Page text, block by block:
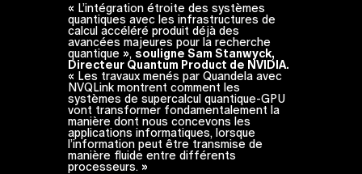
« L’intégration étroite des systèmes
quantiques avec les infrastructures de
calcul accéléré produit déjà des
avancées majeures pour la recherche
quantique », souligne Sam Stanwyck,
Directeur Quantum Product de NVIDIA.
« Les travaux menés par Quandela avec
NVQLink montrent comment les
systèmes de supercalcul quantique-GPU
vont transformer fondamentalement la
manière dont nous concevons les
applications informatiques, lorsque
l’information peut être transmise de
manière fluide entre différents
processeurs. »